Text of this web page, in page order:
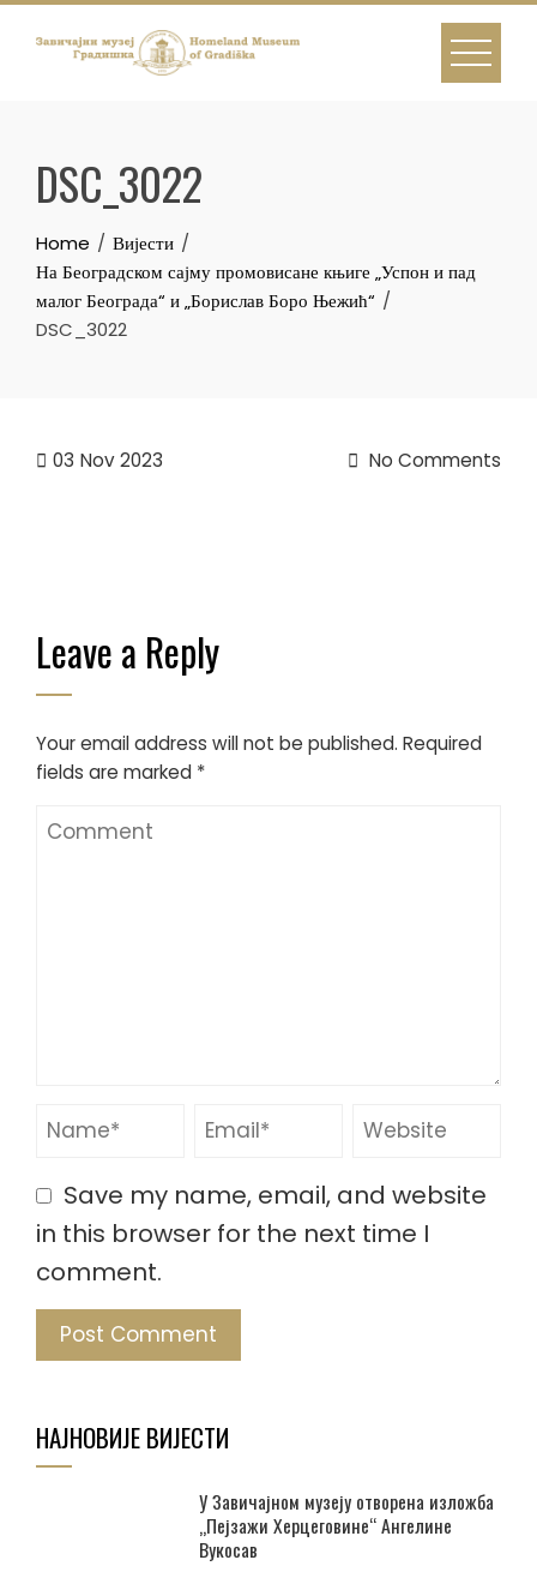
Skip
DSC_3022
Home
Вијести
На Београдском сајму промовисане књиге „Успон и пад
малог Београда“ и „Борислав Боро Њежић“
DSC_3022
03 Nov 2023 No Comments
Leave a Reply
Your email address will not be published. Required
fields are marked *
Save my name, email, and website
in this browser for the next time I
comment.
НАЈНОВИЈЕ ВИЈЕСТИ
У Завичајном музеју отворена изложба
„Пејзажи Херцеговине“ Ангелине
Вукосав